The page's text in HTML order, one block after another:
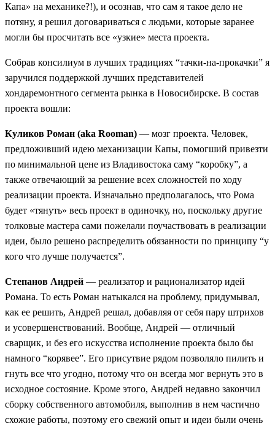
Капа» на механике?!), и осознав, что сам я такое дело не
потяну, я решил договариваться с людьми, которые заранее
могли бы просчитать все «узкие» места проекта.
Собрав консилиум в лучших традициях “тачки-на-прокачки” я
заручился поддержкой лучших представителей
хондаремонтного сегмента рынка в Новосибирске. В состав
проекта вошли:
Куликов Роман (aka Rooman) — мозг проекта. Человек,
предложивший идею механизации Капы, помогший привезти
по минимальной цене из Владивостока саму “коробку”, а
также отвечающий за решение всех сложностей по ходу
реализации проекта. Изначально предполагалось, что Рома
будет «тянуть» весь проект в одиночку, но, поскольку другие
толковые мастера сами пожелали поучаствовать в реализации
идеи, было решено распределить обязанности по принципу “у
кого что лучше получается”.
Степанов Андрей — реализатор и рационализатор идей
Романа. То есть Роман натыкался на проблему, придумывал,
как ее решить, Андрей решал, добавляя от себя пару штрихов
и усовершенствований. Вообще, Андрей — отличный
сварщик, и без его искусства исполнение проекта было бы
намного “корявее”. Его присутвие рядом позволяло пилить и
гнуть все что угодно, потому что он всегда мог вернуть это в
исходное состояние. Кроме этого, Андрей недавно закончил
сборку собственного автомобиля, выполнив в нем частично
схожие работы, поэтому его свежий опыт и идеи были очень